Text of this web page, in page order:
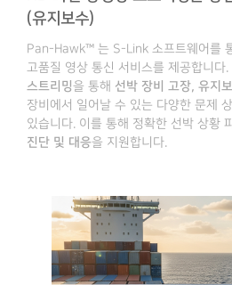
(유지보수)
Pan-Hawk™ 는 S-Link 소프트웨어를
고품질 영상 통신 서비스를 제공합니다.
스트리밍을 통해 선박 장비 고장, 유지
장비에서 일어날 수 있는 다양한 문제
있습니다. 이를 통해 정확한 선박 상황
진단 및 대응을 지원합니다.